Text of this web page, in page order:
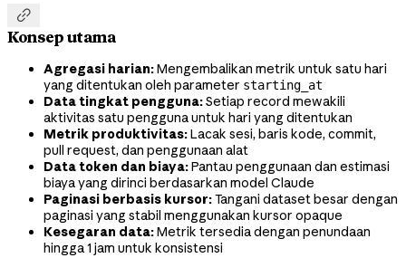

Konsep utama
Agregasi harian:Mengembalikan metrik untuk satu hari
yang ditentukan oleh parameter starting_at
Data tingkat pengguna:Setiap record mewakili
aktivitas satu pengguna untuk hari yang ditentukan
Metrik produktivitas:Lacak sesi, baris kode, commit,
pull request, dan penggunaan alat
Data token dan biaya:Pantau penggunaan dan estimasi
biaya yang dirinci berdasarkan model Claude
Paginasi berbasis kursor:Tangani dataset besar dengan
paginasi yang stabil menggunakan kursor opaque
Kesegaran data:Metrik tersedia dengan penundaan
hingga 1 jam untuk konsistensi